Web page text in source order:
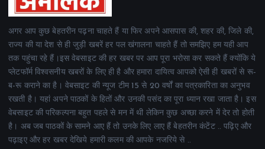
अगर आप कुछ बेहतरीन पढ़ना चाहते हैं या फिर अपने आसपास की, शहर की, जिले की,
राज्य की या देश से ही जुड़ी खबरें हर पल खंगालना चाहते हैं तो समझिए हम यही आप
तक पहुंचा रहे हैं।इस वेबसाइट की हर खबर पर आप पूरा भरोसा कर सकते हैं क्योंकि ये
प्लेटफॉर्म विश्वसनीय खबरों के लिए ही है और हमारा दायित्व आपको ऐसी ही खबरों से रू-
ब-रू कराने का है। वेबसाइट की न्यूज टीम 15 से 20 वर्षों का पत्रकारिता का अनुभव
रखती है। यहां अपने पाठकों के हितों और उनकी पसंद का पूरा ध्यान रखा जाता है। इस
वेबसाइट की परिकल्पना बहुत पहले से मन में थी लेकिन कुछ अच्छा करने में देर तो होती
है। अब जब पाठकों के सामने आए हैं तो उनके लिए लाए हैं बेहतरीन कंटेंट .. पढ़िए और
पढ़ाइए और हर खबर देखिये हमारी कलम की आपके नजरिये से ..